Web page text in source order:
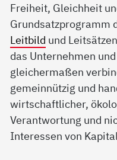
Freiheit, Gleichheit
Grundsatzprogramm
Leitbild und
das Unternehmen
gleichermaßen
gemeinnützig und
wirtschaftlicher,
Verantwortung und
Interessen von